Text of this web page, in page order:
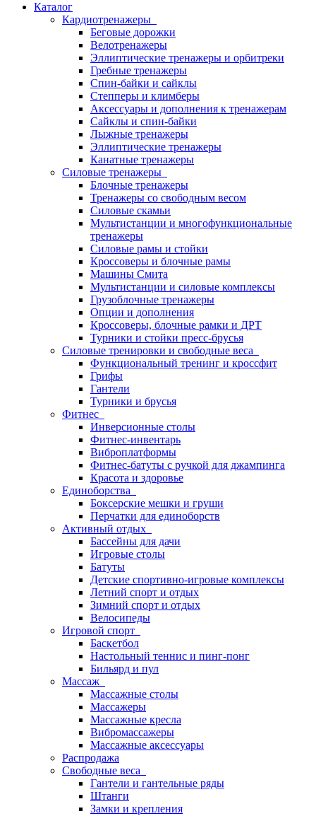
Каталог
Кардиотренажеры
Беговые дорожки
Велотренажеры
Эллиптические тренажеры и орбитреки
Гребные тренажеры
Спин-байки и сайклы
Степперы и климберы
Аксессуары и дополнения к тренажерам
Сайклы и спин-байки
Лыжные тренажеры
Эллиптические тренажеры
Канатные тренажеры
Силовые тренажеры
Блочные тренажеры
Тренажеры со свободным весом
Силовые скамьи
Мультистанции и многофункциональные
тренажеры
Силовые рамы и стойки
Кроссоверы и блочные рамы
Машины Смита
Мультистанции и силовые комплексы
Грузоблочные тренажеры
Опции и дополнения
Кроссоверы, блочные рамки и ДРТ
Турники и стойки пресс-брусья
Силовые тренировки и свободные веса
Функциональный тренинг и кроссфит
Грифы
Гантели
Турники и брусья
Фитнес
Инверсионные столы
Фитнес-инвентарь
Виброплатформы
Фитнес-батуты с ручкой для джампинга
Красота и здоровье
Единоборства
Боксерские мешки и груши
Перчатки для единоборств
Активный отдых
Бассейны для дачи
Игровые столы
Батуты
Детские спортивно-игровые комплексы
Летний спорт и отдых
Зимний спорт и отдых
Велосипеды
Игровой спорт
Баскетбол
Настольный теннис и пинг-понг
Бильярд и пул
Массаж
Массажные столы
Массажеры
Массажные кресла
Вибромассажеры
Массажные аксессуары
Распродажа
Свободные веса
Гантели и гантельные ряды
Штанги
Замки и крепления